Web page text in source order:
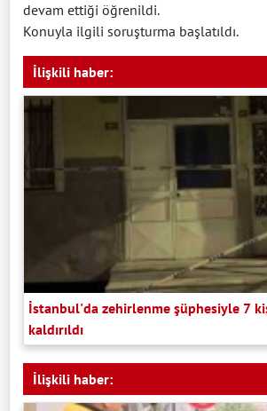
devam ettiği öğrenildi.
Konuyla ilgili soruşturma başlatıldı.
İlişkili haber:
İstanbul'da zehirlenme şüphesiyle 7
kaldırıldı
İlişkili haber: